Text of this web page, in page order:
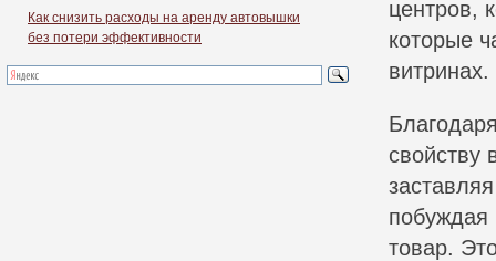
Как снизить расходы на аренду автовышки
без потери эффективности
центров,
которые
витринах.
свойству
побуждая
товар.